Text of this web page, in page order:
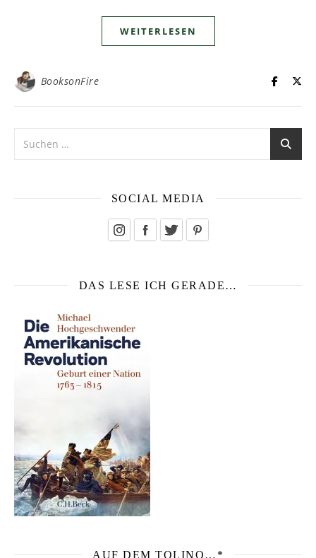
WEITERLESEN
BooksonFire
SOCIAL MEDIA
DAS LESE ICH GERADE…
AUF DEM TOLINO…*